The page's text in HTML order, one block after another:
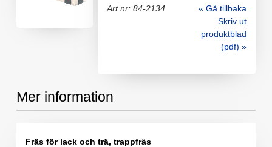
« Gå tillbaka
Art.nr: 84-2134
Skriv ut
produktblad
(pdf) »
Mer information
Fräs för lack och trä, trappfräs